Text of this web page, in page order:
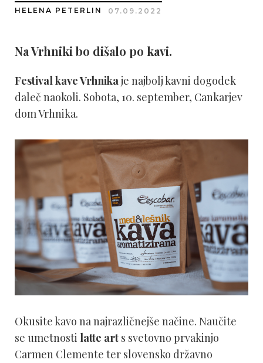
HELENA PETERLIN 07.09.2022
Na Vrhniki bo dišalo po kavi.
Festival kave Vrhnikaje najbolj kavni dogodek
daleč naokoli. Sobota, 10. september, Cankarjev
dom Vrhnika.
Okusite kavo na najrazličnejše načine. Naučite
se umetnosti latte art s svetovno prvakinjo
Carmen Clemente ter slovensko državno